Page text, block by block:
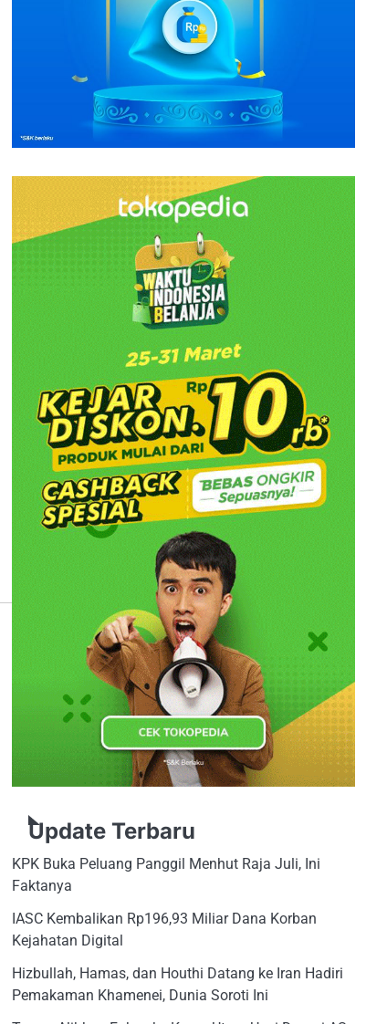
Update Terbaru
KPK Buka Peluang Panggil Menhut Raja Juli, Ini
Faktanya
IASC Kembalikan Rp196,93 Miliar Dana Korban
Kejahatan Digital
Hizbullah, Hamas, dan Houthi Datang ke Iran Hadiri
Pemakaman Khamenei, Dunia Soroti Ini